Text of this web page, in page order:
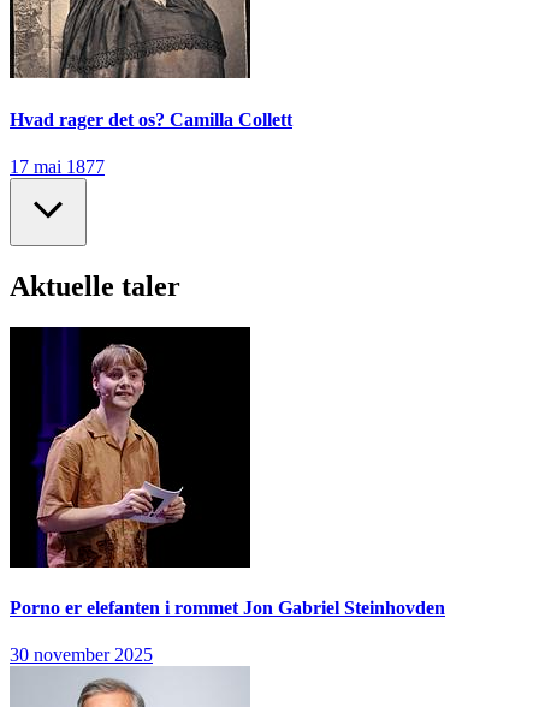
Hvad rager det os? Camilla Collett
17 mai 1877
Aktuelle taler
Porno er elefanten i rommet Jon Gabriel Steinhovden
30 november 2025